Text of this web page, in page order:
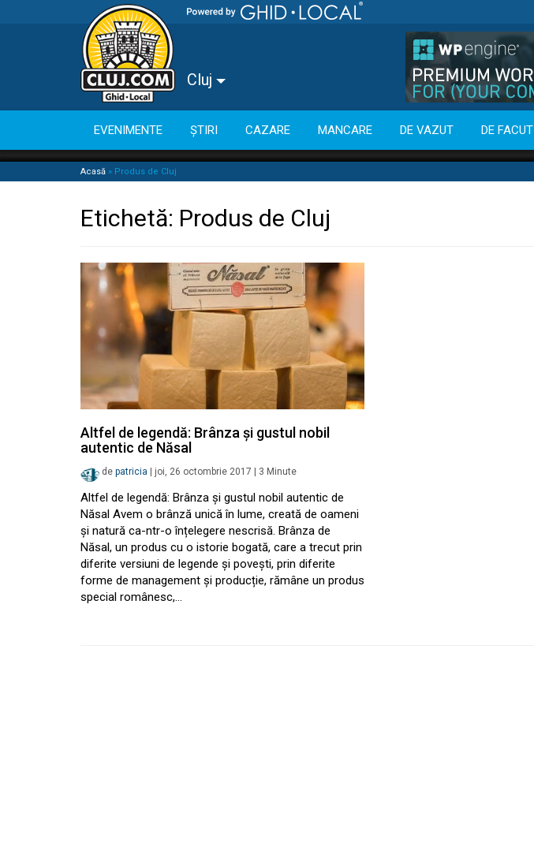
Cluj
EVENIMENTE ȘTIRI CAZARE MANCARE DE VAZUT DE FACUT
Acasă » Produs de Cluj
Etichetă: Produs de Cluj
Altfel de legendă: Brânza și gustul nobil
autentic de Năsal
de patricia | joi, 26 octombrie 2017 | 3 Minute
Altfel de legendă: Brânza și gustul nobil autentic de
Năsal Avem o brânză unică în lume, creată de oameni
și natură ca-ntr-o înțelegere nescrisă. Brânza de
Năsal, un produs cu o istorie bogată, care a trecut prin
diferite versiuni de legende și povești, prin diferite
forme de management și producție, rămâne un produs
special românesc,…